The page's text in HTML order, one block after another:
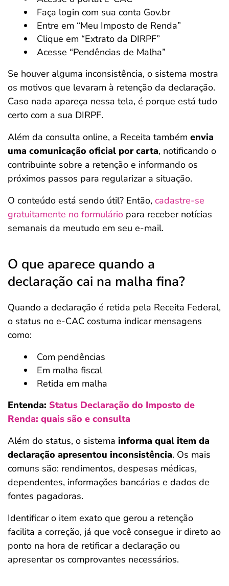
Faça login com sua conta Gov.br
Entre em “Meu Imposto de Renda”
Clique em “Extrato da DIRPF”
Acesse “Pendências de Malha”
Se houver alguma inconsistência, o sistema mostra
os motivos que levaram à retenção da declaração.
Caso nada apareça nessa tela, é porque está tudo
certo com a sua DIRPF.
Além da consulta online, a Receita também envia
uma comunicação oficial por carta, notificando o
contribuinte sobre a retenção e informando os
próximos passos para regularizar a situação.
O conteúdo está sendo útil? Então, cadastre-se
gratuitamente no formulário para receber notícias
semanais da meutudo em seu e-mail.
O que aparece quando a
declaração cai na malha fina?
Quando a declaração é retida pela Receita Federal,
o status no e-CAC costuma indicar mensagens
como:
Com pendências
Em malha fiscal
Retida em malha
Entenda: Status Declaração do Imposto de
Renda: quais são e consulta
Além do status, o sistema informa qual item da
declaração apresentou inconsistência. Os mais
comuns são: rendimentos, despesas médicas,
dependentes, informações bancárias e dados de
fontes pagadoras.
Identificar o item exato que gerou a retenção
facilita a correção, já que você consegue ir direto ao
ponto na hora de retificar a declaração ou
apresentar os comprovantes necessários.